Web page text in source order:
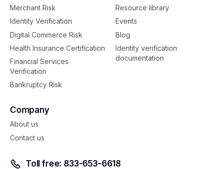
Merchant Risk
Identity Verification
Digital Commerce Risk
Health Insurance Certification
Financial Services
Verification
Bankruptcy Risk
Resource library
Events
Blog
Identity verification
documentation
Company
About us
Contact us
Toll free: 833-653-6618